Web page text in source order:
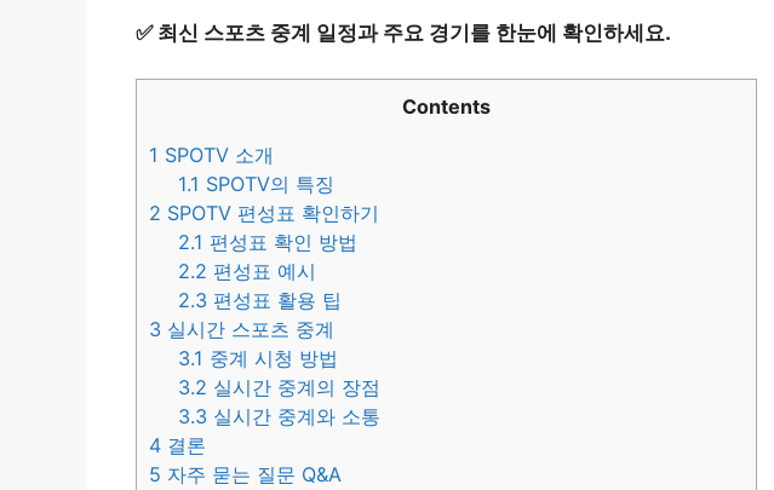
✅ 최신 스포츠 중계 일정과 주요 경기를 한눈에 확인하세요.
Contents
1 SPOTV 소개
1.1 SPOTV의 특징
2 SPOTV 편성표 확인하기
2.1 편성표 확인 방법
2.2 편성표 예시
2.3 편성표 활용 팁
3 실시간 스포츠 중계
3.1 중계 시청 방법
3.2 실시간 중계의 장점
3.3 실시간 중계와 소통
4 결론
5 자주 묻는 질문 Q&A